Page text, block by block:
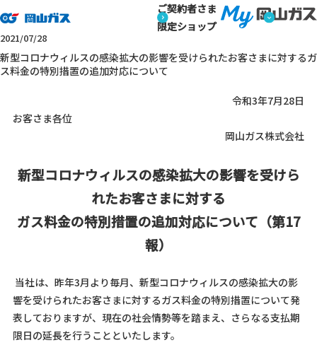
ご契約者さま
限定ショップ
トップページ
新型コロナウィルスの感染拡大の影
お知らせ
2021/07/28
新型コロナウィルスの感染拡大の影響を受けられたお客さまに対するガ
ス料金の特別措置の追加対応について
令和3年7月28日
お客さま各位
岡山ガス株式会社
新型コロナウィルスの感染拡大の影響を受けら
れたお客さまに対する
ガス料金の特別措置の追加対応について（第17
報）
当社は、昨年3月より毎月、新型コロナウィルスの感染拡大の影
響を受けられたお客さまに対するガス料金の特別措置について発
表しておりますが、現在の社会情勢等を踏まえ、さらなる支払期
限日の延長を行うことといたします。